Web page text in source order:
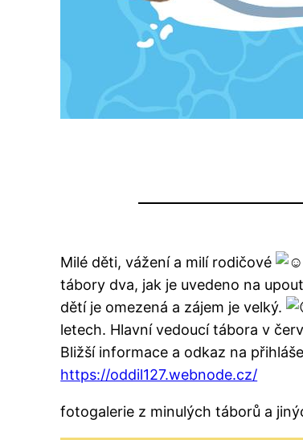
Milé děti, vážení a milí rodičové
tábory dva, jak je uvedeno na
dětí je omezená a zájem je velký.
letech. Hlavní vedoucí tábora v
Bližší informace a odkaz na
https://oddil127.webnode.cz/
fotogalerie z minulých táborů a